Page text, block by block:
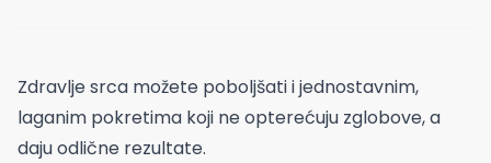
Zdravlje srca možete poboljšati i jednostavnim,
laganim pokretima koji ne opterećuju zglobove, a
daju odlične rezultate.